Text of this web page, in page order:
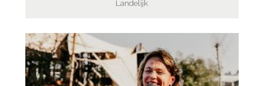
Landelijk